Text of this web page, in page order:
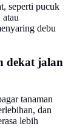
seperti pucuk
debu
dekat jalan
tanaman
dan
lebih